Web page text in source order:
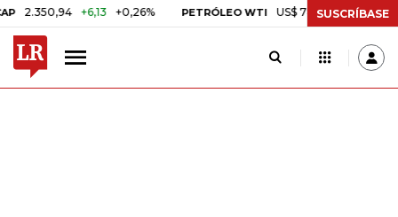
+6,13 +0,26% PETRÓLEO WTI US$ 78,01 US$ 2,92 +3,89%
SUSCRÍBASE